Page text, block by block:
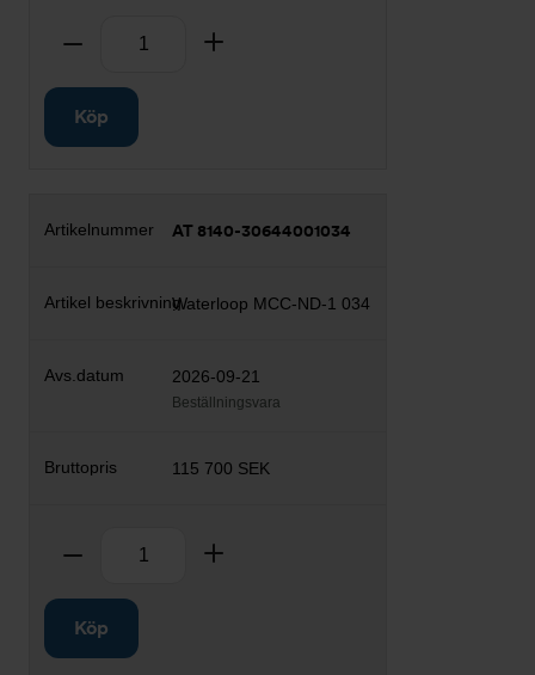
Ta bort
Köp
AT 8140-30644001034
Waterloop MCC-ND-1 034
2026-09-21
Beställningsvara
115 700 SEK
Ta bort
Köp